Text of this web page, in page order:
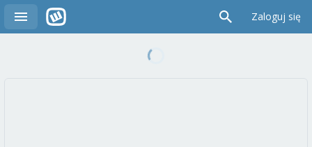
Zaloguj się